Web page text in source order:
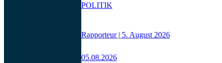
Rapporteur | 5. August 2026
05.08.2026
POLITIK